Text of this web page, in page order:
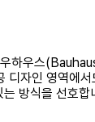
하우스
자인 영역에
방식을 선호